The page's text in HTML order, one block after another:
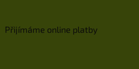
Přijímáme online platby